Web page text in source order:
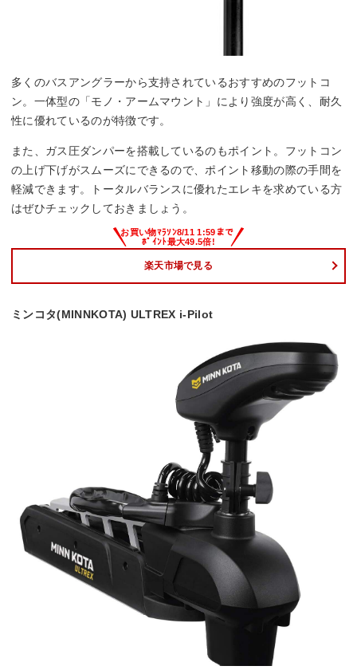
多くのバスアングラーから支持されているおすすめのフットコ
ン。一体型の「モノ・アームマウント」により強度が高く、耐久
性に優れているのが特徴です。
また、ガス圧ダンパーを搭載しているのもポイント。フットコン
の上げ下げがスムーズにできるので、ポイント移動の際の手間を
軽減できます。トータルバランスに優れたエレキを求めている方
はぜひチェックしておきましょう。
楽天市場で見る
ミンコタ(MINNKOTA) ULTREX i-Pilot